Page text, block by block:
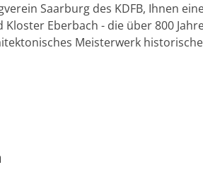
Saarburg des KDFB, Ihnen
Eberbach - die über 800
Meisterwerk